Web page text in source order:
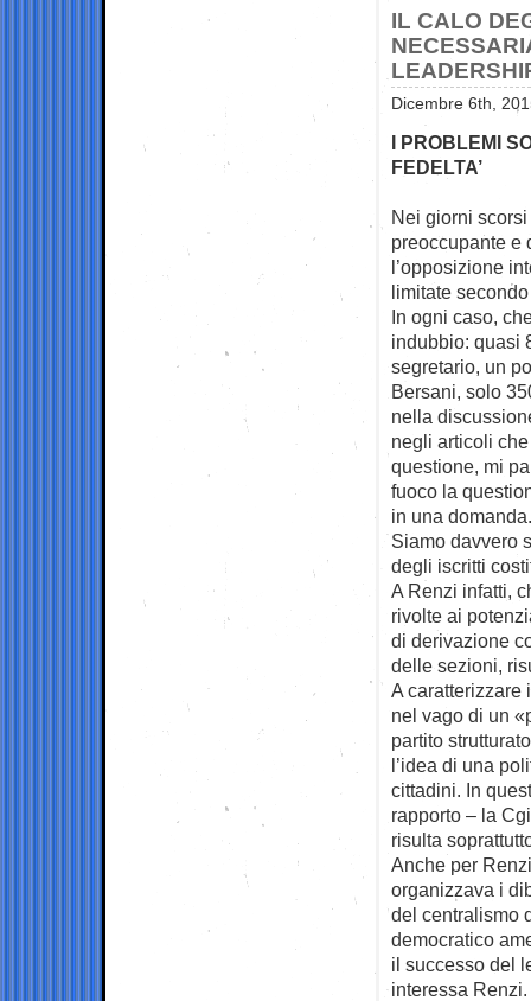
IL CALO
Dicembre 6th,
I PROBLEMI
FEDELTA’
Nei giorni
preoccupante e
l’opposizione
limitate
In ogni caso,
indubbio: quasi
segretario, un
Bersani, solo
nella
negli articoli
questione, mi
fuoco la
in una domanda.
Siamo davvero
degli iscritti
A Renzi infatti,
rivolte ai
di derivazione
delle sezioni,
A caratterizzare
nel vago di un
partito
l’idea di una
cittadini. In
rapporto – la
risulta
Anche per
organizzava i
del centralismo
democratico
il successo del
interessa Renzi.